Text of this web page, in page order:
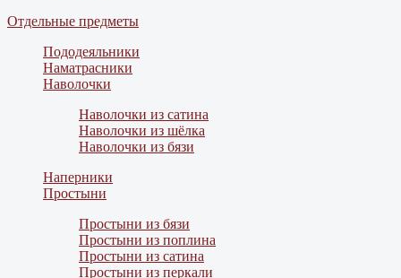
Отдельные предметы
Пододеяльники
Наматрасники
Наволочки
Наволочки из сатина
Наволочки из шёлка
Наволочки из бязи
Наперники
Простыни
Простыни из бязи
Простыни из поплина
Простыни из сатина
Простыни из перкали